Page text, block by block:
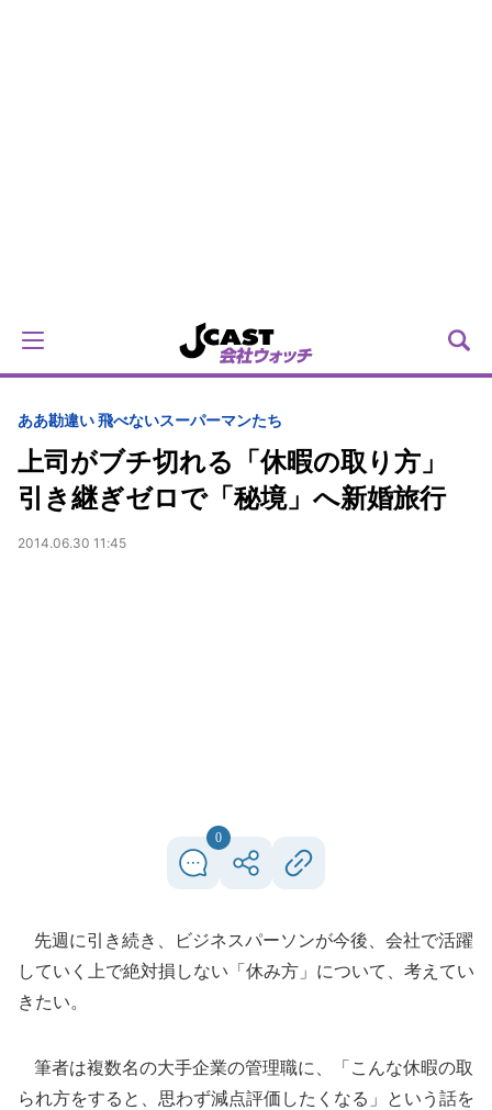
ああ勘違い 飛べないスーパーマンたち
上司がブチ切れる「休暇の取り方」
引き継ぎゼロで「秘境」へ新婚旅行
2014.06.30 11:45
0
先週に引き続き、ビジネスパーソンが今後、会社で活躍
していく上で絶対損しない「休み方」について、考えてい
きたい。
筆者は複数名の大手企業の管理職に、「こんな休暇の取
られ方をすると、思わず減点評価したくなる」という話を